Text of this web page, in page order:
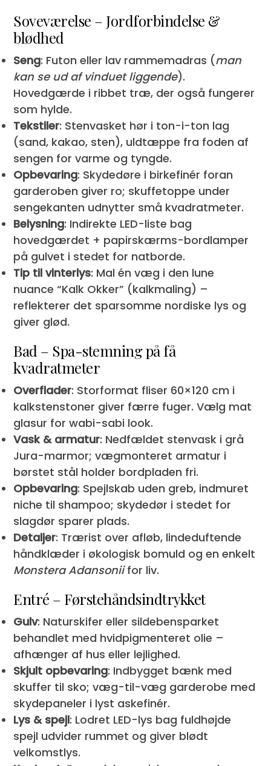
Soveværelse – Jordforbindelse &
blødhed
Seng: Futon eller lav rammemadras (man
kan se ud af vinduet liggende).
Hovedgærde i ribbet træ, der også fungerer
som hylde.
Tekstiler: Stenvasket hør i ton-i-ton lag
(sand, kakao, sten), uldtæppe fra foden af
sengen for varme og tyngde.
Opbevaring: Skydedøre i birkefinér foran
garderoben giver ro; skuffetoppe under
sengekanten udnytter små kvadratmeter.
Belysning: Indirekte LED-liste bag
hovedgærdet + papirskærms-bordlamper
på gulvet i stedet for natborde.
Tip til vinterlys: Mal én væg i den lune
nuance “Kalk Okker” (kalkmaling) –
reflekterer det sparsomme nordiske lys og
giver glød.
Bad – Spa-stemning på få
kvadratmeter
Overflader: Storformat fliser 60×120 cm i
kalkstenstoner giver færre fuger. Vælg mat
glasur for wabi-sabi look.
Vask & armatur: Nedfældet stenvask i grå
Jura-marmor; vægmonteret armatur i
børstet stål holder bordpladen fri.
Opbevaring: Spejlskab uden greb, indmuret
niche til shampoo; skydedør i stedet for
slagdør sparer plads.
Detaljer: Trærist over afløb, lindeduftende
håndklæder i økologisk bomuld og en enkelt
Monstera Adansoniifor liv.
Entré – Førstehåndsindtrykket
Gulv: Naturskifer eller sildebensparket
behandlet med hvidpigmenteret olie –
afhænger af hus eller lejlighed.
Skjult opbevaring: Indbygget bænk med
skuffer til sko; væg-til-væg garderobe med
skydepaneler i lyst askefinér.
Lys & spejl: Lodret LED-lys bag fuldhøjde
spejl udvider rummet og giver blødt
velkomstlys.